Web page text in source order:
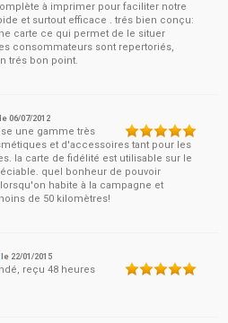
à imprimer pour faciliter notre
et surtout efficace . trés bien conçu:
carte ce qui permet de le situer
consommateurs sont repertoriés,
trés bon point.
le06/07/2012
une gamme très
et d'accessoires tant pour les
la carte de fidélité est utilisable sur le
quel bonheur de pouvoir
habite à la campagne et
de 50 kilomètres!
le 22/01/2015
reçu 48 heures